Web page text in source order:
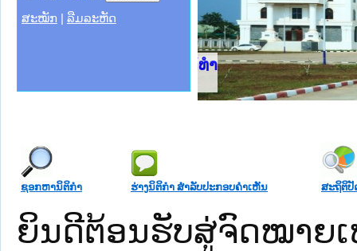
ສະໝັກ ລືມລະຫັດ
ທຳແຫ່ງຊາດ
ການ
ກາງ
ກໃຕ້
ນຕຳຫຼວດປະຊາຊົນ
ສັນຕິບານປະຊາຊົນ
ກເໜືອ
ຊາຊົນ ພາກກາງ
ຊອກຫານິຕິກໍາ ຮ່າງນິຕິກໍາ ສໍາລັບປະກອບຄໍາເຫັນ ສະຖິຕິປັ
ຍິນດີຕ້ອນຮັບສູ່ຈົດໝາຍເ